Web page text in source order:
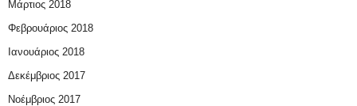
Μάρτιος 2018
Φεβρουάριος 2018
Ιανουάριος 2018
Δεκέμβριος 2017
Νοέμβριος 2017